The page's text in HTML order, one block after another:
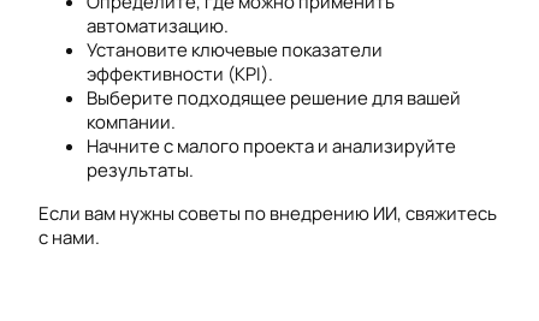
автоматизацию.
Установите ключевые показатели
эффективности (KPI).
Выберите подходящее решение для вашей
компании.
Начните с малого проекта и анализируйте
результаты.
Если вам нужны советы по внедрению ИИ, свяжитесь
с нами.